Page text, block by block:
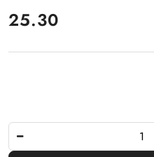
cena:
25.30